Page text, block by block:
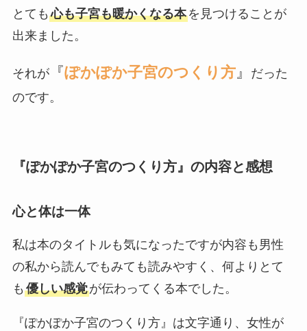
とても 心も子宮も暖かくなる本を見つけることが
出来ました。
それが『ぽかぽか子宮のつくり方』
だった
のです。
『ぽかぽか子宮のつくり方』の内容と感想
心と体は一体
私は本のタイトルも気になったですが内容も男性
の私から読んでもみても読みやすく、何よりとて
も 優しい感覚が伝わってくる本でした。
『ぽかぽか子宮のつくり方』は文字通り、女性が